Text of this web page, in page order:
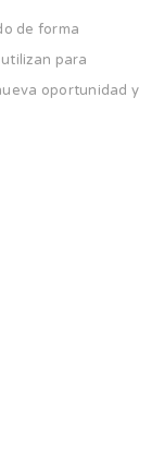
de forma
para
oportunidad y